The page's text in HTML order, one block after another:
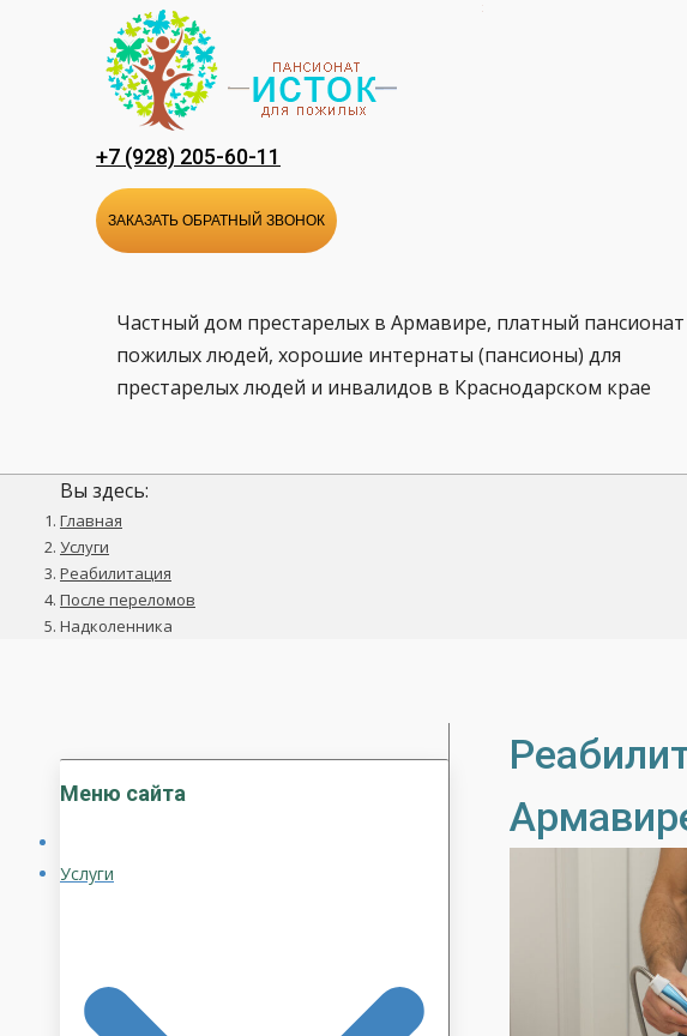
содержанию
+7 (928) 205-60-11
ЗАКАЗАТЬ ОБРАТНЫЙ ЗВОНОК
Частный дом престарелых в Армавире, платный пансионат
пожилых людей, хорошие интернаты (пансионы) для
престарелых людей и инвалидов в Краснодарском крае
Вы здесь:
Главная
Услуги
Реабилитация
После переломов
Надколенника
Меню сайта
Услуги